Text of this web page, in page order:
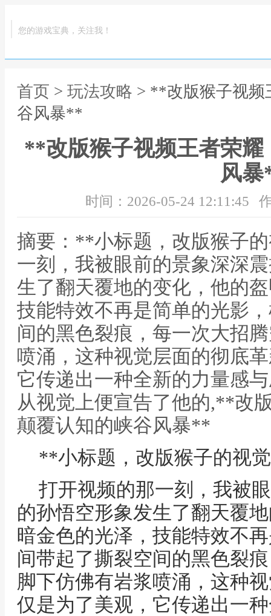
您的游戏宝典，关注我！
首页 > 玩法攻略 > **改版猴子视频
谷风暴**
**改版猴子视频王者荣
风
时间：2026-05-24 12:11:45
摘要：**小标题，改版猴子
一刻，我被眼前的景象深深
生了翻天覆地的变化，他的
技能特效不再是简单的光影
间的黑色裂痕，每一次大招
喷涌，这种视觉层面的彻底
它传递出一种全新的力量感
从视觉上便宣告了他的,**改
颠覆认知的峡谷风暴**
**小标题，改版猴子的视
打开视频的那一刻，我被
的孙悟空形象发生了翻天覆
暗金色的光泽，技能特效不
间带起了撕裂空间的黑色裂
脚下仿佛有岩浆喷涌，这种
仅是为了美观，它传递出一